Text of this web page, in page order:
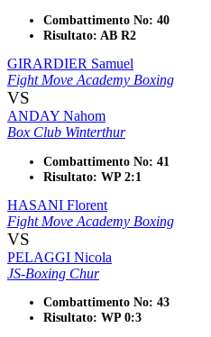
Combattimento No: 40
Risultato: AB R2
GIRARDIER Samuel
Fight Move Academy Boxing
VS
ANDAY Nahom
Box Club Winterthur
Combattimento No: 41
Risultato: WP 2:1
HASANI Florent
Fight Move Academy Boxing
VS
PELAGGI Nicola
JS-Boxing Chur
Combattimento No: 43
Risultato: WP 0:3